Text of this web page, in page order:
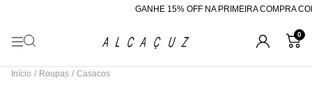
GANHE 15% OFF NA PRIMEIRA COMPRA COM O
0
Início / Roupas / Casacos